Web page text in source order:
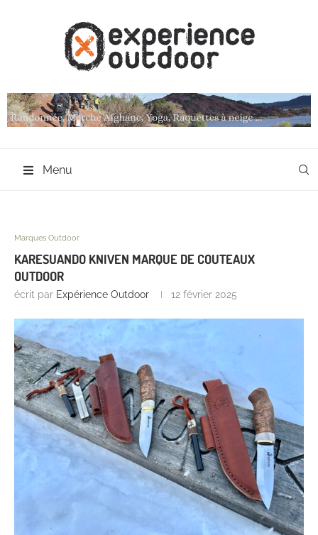
Menu
Marques Outdoor
KARESUANDO KNIVEN MARQUE DE COUTEAUX
OUTDOOR
écrit par Expérience Outdoor 12 février 2025